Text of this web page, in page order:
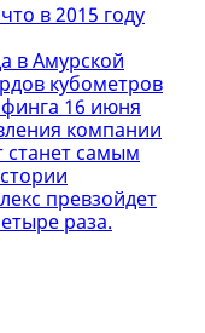
в 2015 году
в Амурской
кубометров
16 июня
компании
станет самым
превзойдет
раза.